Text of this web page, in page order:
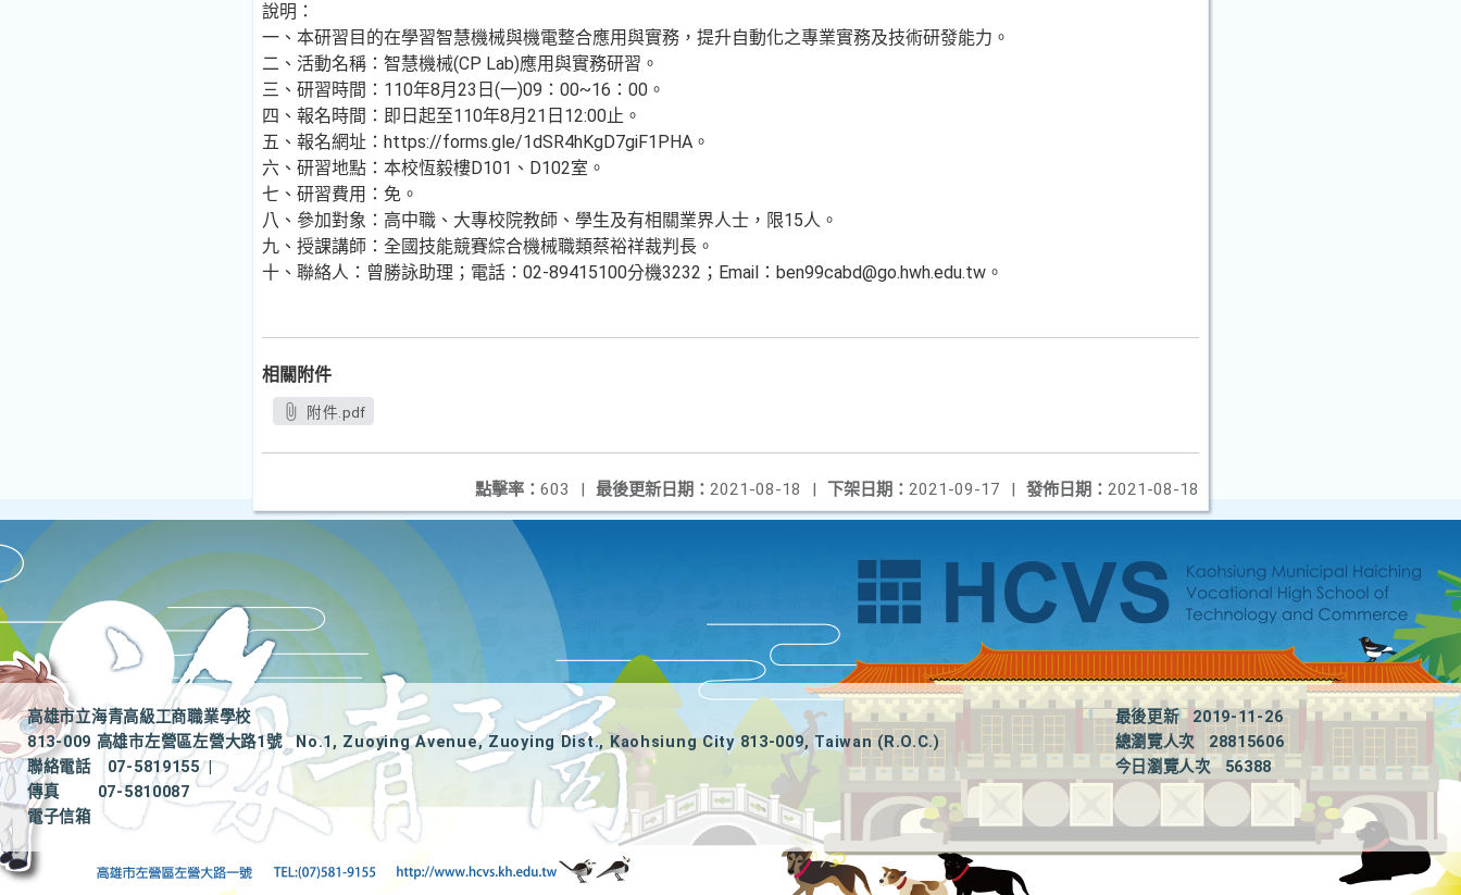
說明：
一、本研習目的在學習智慧機械與機電整合應用與實務，提升自動化之專業實務及技術研發能力。
二、活動名稱：智慧機械(CP Lab)應用與實務研習。
三、研習時間：110年8月23日(一)09：00~16：00。
四、報名時間：即日起至110年8月21日12:00止。
五、報名網址：https://forms.gle/1dSR4hKgD7giF1PHA。
六、研習地點：本校恆毅樓D101、D102室。
七、研習費用：免。
八、參加對象：高中職、大專校院教師、學生及有相關業界人士，限15人。
九、授課講師：全國技能競賽綜合機械職類蔡裕祥裁判長。
十、聯絡人：曾勝詠助理；電話：02-89415100分機3232；Email：ben99cabd@go.hwh.edu.tw。
相關附件
附件.pdf
發佈日期： 2021-08-18
下架日期： 2021-09-17 |
最後更新日期： 2021-08-18 |
點擊率： 603 |
高雄市立海青高級工商職業學校
813-009 高雄市左營區左營大路1號
No.1, Zuoying Avenue, Zuoying Dist., Kaohsiung City 813-009, Taiwan (R.O.C.)
聯絡電話
07-5819155
|
傳真
07-5810087
電子信箱
最後更新
2019-11-26
總瀏覽人次
28815606
今日瀏覽人次
56388